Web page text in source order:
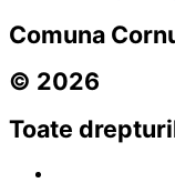
Comuna
© 2026
Toate